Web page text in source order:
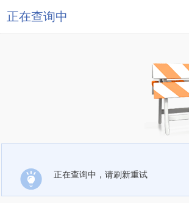
正在查询中
正在查询中，请刷新重试